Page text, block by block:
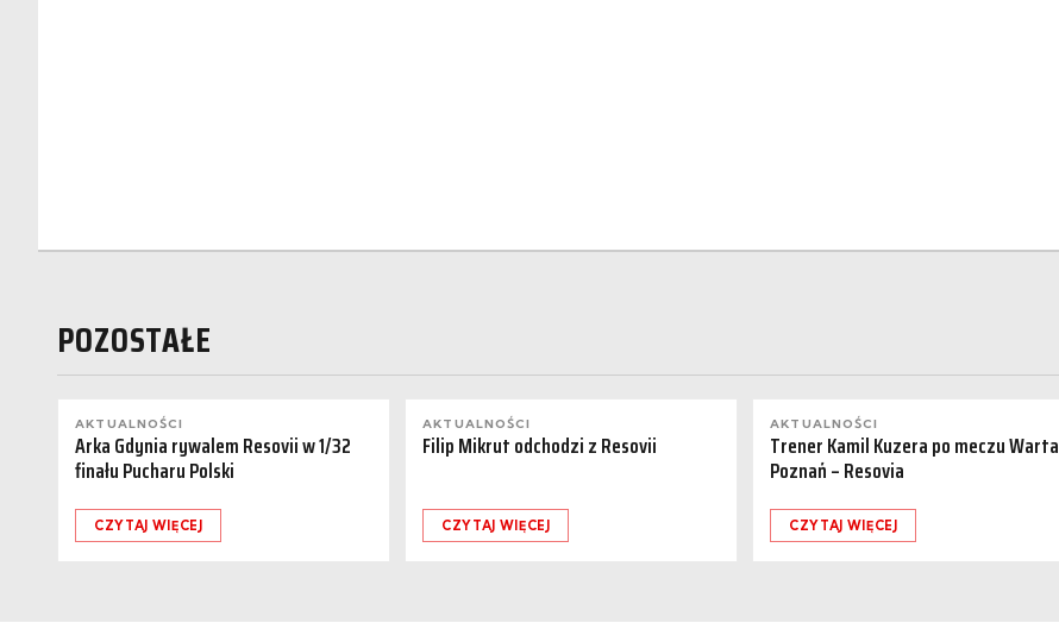
POZOSTAŁE
AKTUALNOŚCI
Arka Gdynia rywalem Resovii w 1/32
finału Pucharu Polski
CZYTAJ WIĘCEJ
AKTUALNOŚCI
Filip Mikrut odchodzi z Resovii
CZYTAJ WIĘCEJ
AKTUALNOŚCI
Trener Kamil Kuzera po meczu Warta
Poznań – Resovia
CZYTAJ WIĘCEJ